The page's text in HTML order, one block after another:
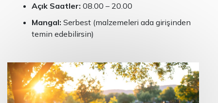
Açık Saatler: 08.00 – 20.00
Mangal: Serbest (malzemeleri ada girişinden
temin edebilirsin)